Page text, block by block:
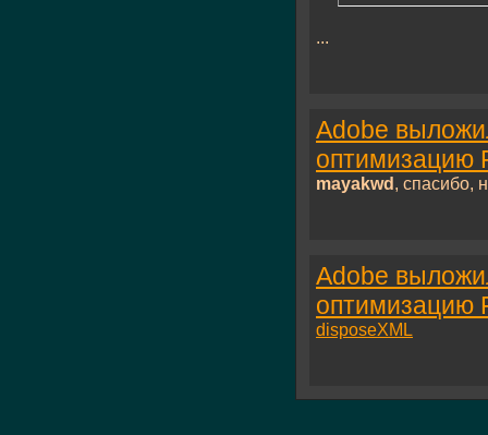
...
Adobe
оптимизацию
mayakwd , спасибо,
Adobe
оптимизацию
disposeXML